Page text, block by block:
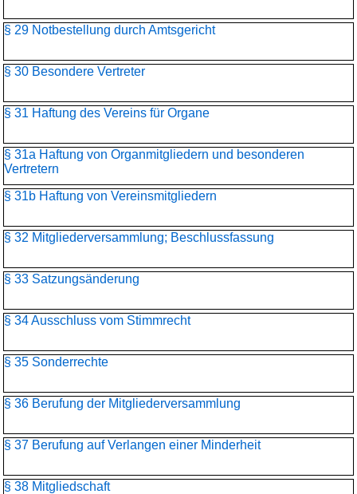
§ 29 Notbestellung durch Amtsgericht
§ 30 Besondere Vertreter
§ 31 Haftung des Vereins für Organe
§ 31a Haftung von Organmitgliedern und besonderen
Vertretern
§ 31b Haftung von Vereinsmitgliedern
§ 32 Mitgliederversammlung; Beschlussfassung
§ 33 Satzungsänderung
§ 34 Ausschluss vom Stimmrecht
§ 35 Sonderrechte
§ 36 Berufung der Mitgliederversammlung
§ 37 Berufung auf Verlangen einer Minderheit
§ 38 Mitgliedschaft